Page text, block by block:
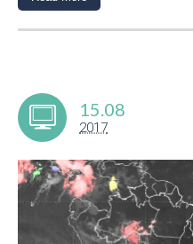
15.08
2017